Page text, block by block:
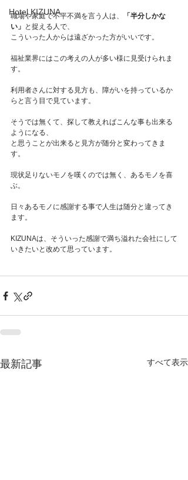
Hotel KIZUNA
職場や家庭で不平不満を言う人は、
「半分しかな
い」 と捉える人で、
こういった人からは遠ざかった方がいいです。
福祉業界にはこの考えの人が多い様に見受けられま
す。
利用者さんに対する見方も、障がいを持っているか
らと言う目で見ています。
そうでは無くて、探して教えればこんな事も出来る
ようになる、
と思うことが出来ると見方が随分と変わってきま
す。
現状足りないモノを嘆くのでは無く、あるモノを喜
ぶ。
日々あるモノに感謝する事で人生は随分と違ってき
ます。
KIZUNAは、そういった感謝で満ち溢れた会社にして
いきたいと改めて思っています。
最新記事 すべて表示